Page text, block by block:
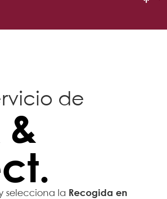
de
selecciona la Recogida en